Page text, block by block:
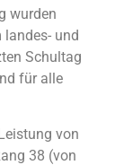
wurden
landes- und
Schultag
für alle
von
38 (von